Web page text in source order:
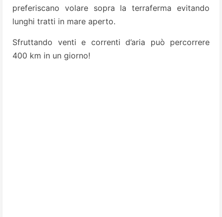
preferiscano volare sopra la terraferma evitando
lunghi tratti in mare aperto.
Sfruttando venti e correnti d’aria può percorrere
400 km in un giorno!